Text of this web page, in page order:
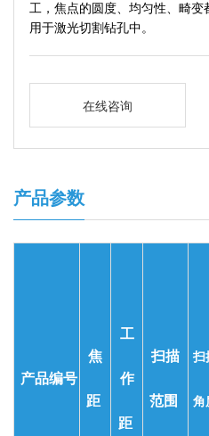
工，焦点的圆度、均匀性、畸
用于激光切割钻孔中。
在线咨询
产品参数
产品编号
焦
距
工
作
距
扫描
范围
扫
角